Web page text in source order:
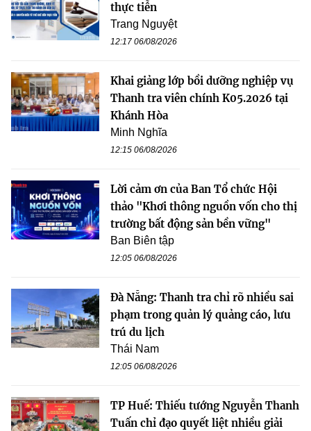
thực tiễn
Trang Nguyệt
12:17 06/08/2026
Khai giảng lớp bồi dưỡng nghiệp vụ
Thanh tra viên chính K05.2026 tại
Khánh Hòa
Minh Nghĩa
12:15 06/08/2026
Lời cảm ơn của Ban Tổ chức Hội
thảo "Khơi thông nguồn vốn cho thị
trường bất động sản bền vững"
Ban Biên tập
12:05 06/08/2026
Đà Nẵng: Thanh tra chỉ rõ nhiều sai
phạm trong quản lý quảng cáo, lưu
trú du lịch
Thái Nam
12:05 06/08/2026
TP Huế: Thiếu tướng Nguyễn Thanh
Tuấn chỉ đạo quyết liệt nhiều giải